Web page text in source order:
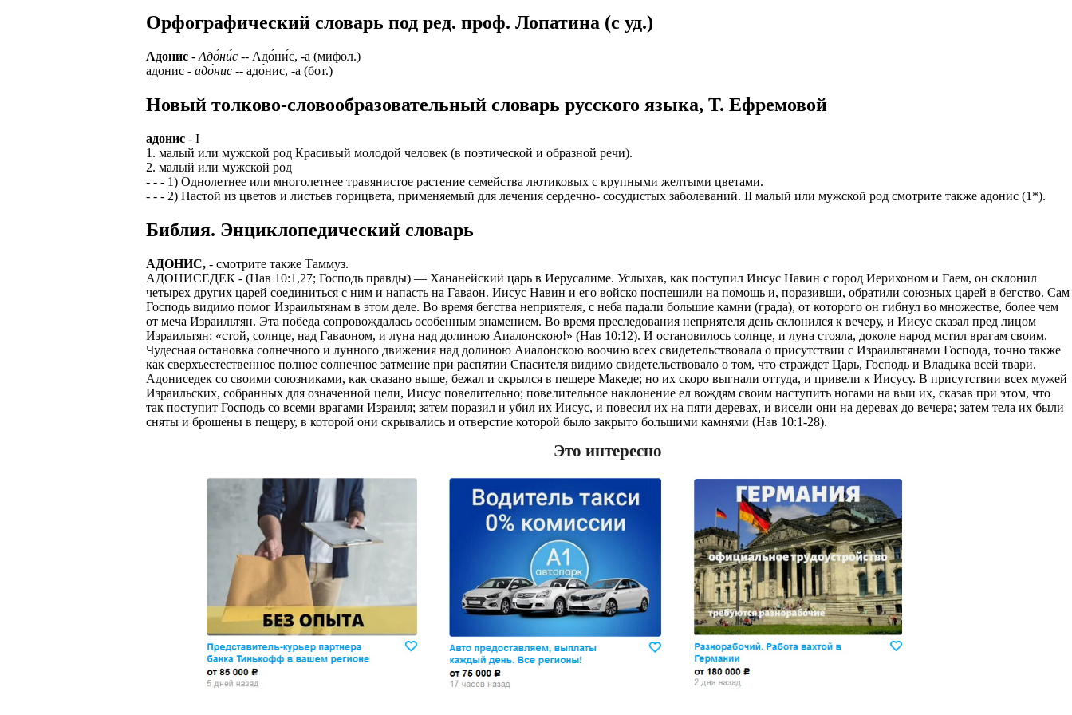
ПРОЦЕСС ОФОРМЛЕНИЯ: подробная консультация, оформление контракта> заказываем
работодателем подобранной заранее вакансии > прибытие на предприятие и место проживание.
Лицензия по трудоустройству за рубежом № 20118251359
ВОЗМОЖНО ДИСТАНЦИОННОЕ ОФОРМЛЕНИЕ ИЗ ЛЮБОГО РЕГИОНА РФ!
А также рассматриваются соискатели с опытом работы: рабочий, разнорабочий, комплектовщик,
упаковщик, стикеровщик.
# работа за границей
# работа за рубежом
# трудоустройство за границей
# трудоустройство за рубежом
ЗАДАЧИ РЕГИОНАЛЬНОГО ПРЕДСТАВИТЕЛЯ
Доставлять клиентам банковские продукты, в том числе карты.
Подписывать документы при передаче и консультировать клиентов, как выгодно пользоваться
В ходе консультации представители могут подключать доп. услуги (например помочь в
Пожалуйста, НЕ ЗВОНИТЕ! Пишите.
Опыт не нужен, но приветствуется на следующих позициях: менеджер, представитель,
региональный представитель, продавец-консультант, курьер, банковский курьер, курьер банка,
В таких банках, как Сбербанк, Газпром, Альфа-Банк, Промсвязьбанк, Райффайзенбанк,
Открытие, Почта Банк.
А также в компаниях: Евросеть, Мегафон, Связной, СДЭК, ПЭК и т.д.
В направлениях: без опыта, студенты, банки, консультирование, продажи.
Орфографический словарь под ред. проф. Лопатина (c уд.)
Адонис - Адо́ни́с -- Адо́ни́с, -а (мифол.)
адонис - адо́нис -- адо́нис, -а (бот.)
Новый толково-словообразовательный словарь русского языка, Т. Ефремовой
адонис - I
1. малый или мужской род Красивый молодой человек (в поэтической и образной речи).
2. малый или мужской род
- - - 1) Однолетнее или многолетнее травянистое растение семейства лютиковых с крупными желтыми цветами.
- - - 2) Настой из цветов и листьев горицвета, применяемый для лечения сердечно- сосудистых заболеваний. II малый или мужской род смотрите также адонис (1*).
Библия. Энциклопедический словарь
АДОНИС, - смотрите также Таммуз.
АДОНИСЕДЕК - (Нав 10:1,27; Господь правды) — Хананейский царь в Иерусалиме. Услыхав, как поступил Иисус Навин с город Иерихоном и Гаем, он склонил
четырех других царей соединиться с ним и напасть на Гаваон. Иисус Навин и его войско поспешили на помощь и, поразивши, обратили союзных царей в бегство. Сам
Господь видимо помог Израильтянам в этом деле. Во время бегства неприятеля, с неба падали большие камни (града), от которого он гибнул во множестве, более чем
от меча Израильтян. Эта победа сопровождалась особенным знамением. Во время преследования неприятеля день склонился к вечеру, и Иисус сказал пред лицом
Израильтян: «стой, солнце, над Гаваоном, и луна над долиною Аиалонскою!» (Нав 10:12). И остановилось солнце, и луна стояла, доколе народ мстил врагам своим.
Чудесная остановка солнечного и лунного движения над долиною Аиалонскою воочию всех свидетельствовала о присутствии с Израильтянами Господа, точно также
как сверхъестественное полное солнечное затмение при распятии Спасителя видимо свидетельствовало о том, что страждет Царь, Господь и Владыка всей твари.
Адониседек со своими союзниками, как сказано выше, бежал и скрылся в пещере Македе; но их скоро выгнали оттуда, и привели к Иисусу. В присутствии всех мужей
Израильских, собранных для означенной цели, Иисус повелительно; повелительное наклонение ел вождям своим наступить ногами на выи их, сказав при этом, что
так поступит Господь со всеми врагами Израиля; затем поразил и убил их Иисус, и повесил их на пяти деревах, и висели они на деревах до вечера; затем тела их были
сняты и брошены в пещеру, в которой они скрывались и отверстие которой было закрыто большими камнями (Нав 10:1-28).
Это интересно